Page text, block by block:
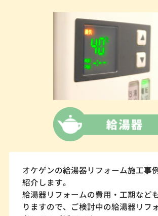
オケゲンの給湯器リフォーム施工事
紹介します。
給湯器リフォームの費用・工期など
りますので、ご検討中の給湯器リフ